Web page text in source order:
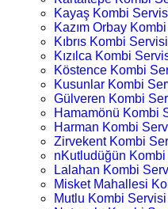
Kayaş Kombi
Kazım Orbay
Kıbrıs Kombi Servisi
Kızılca Kombi
Köstence Kombi
Kusunlar Kombi
Gülveren Kombi
Hamamönü Kombi
Harman Kombi
Zirvekent Kombi
nKutludüğün
Lalahan Kombi
Misket Mahallesi
Mutlu Kombi Servisi